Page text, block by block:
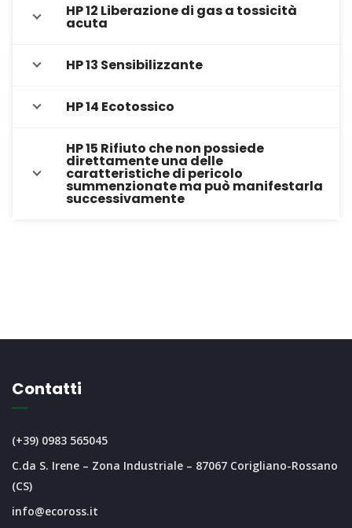
HP 12 Liberazione di gas a tossicità
acuta
HP 13 Sensibilizzante
HP 14 Ecotossico
HP 15 Rifiuto che non possiede
direttamente una delle
caratteristiche di pericolo
summenzionate ma può manifestarla
successivamente
Contatti
(+39) 0983 565045
C.da S. Irene – Zona Industriale – 87067 Corigliano-Rossano
(CS)
info@ecoross.it